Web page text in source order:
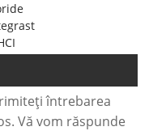
întrebarea
Vă vom răspunde